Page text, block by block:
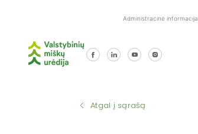
Administracinė informacija
Atgal į sąrašą